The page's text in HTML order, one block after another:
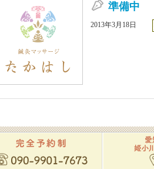
準備中
2013年3月18日